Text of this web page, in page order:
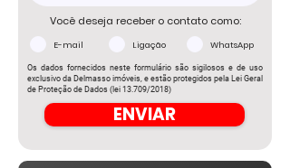
Você deseja receber o contato como:
E-mail Ligação WhatsApp
Os dados fornecidos neste formulário são sigilosos e de uso
exclusivo da Delmasso imóveis, e estão protegidos pela Lei Geral
de Proteção de Dados (lei 13.709/2018)
ENVIAR